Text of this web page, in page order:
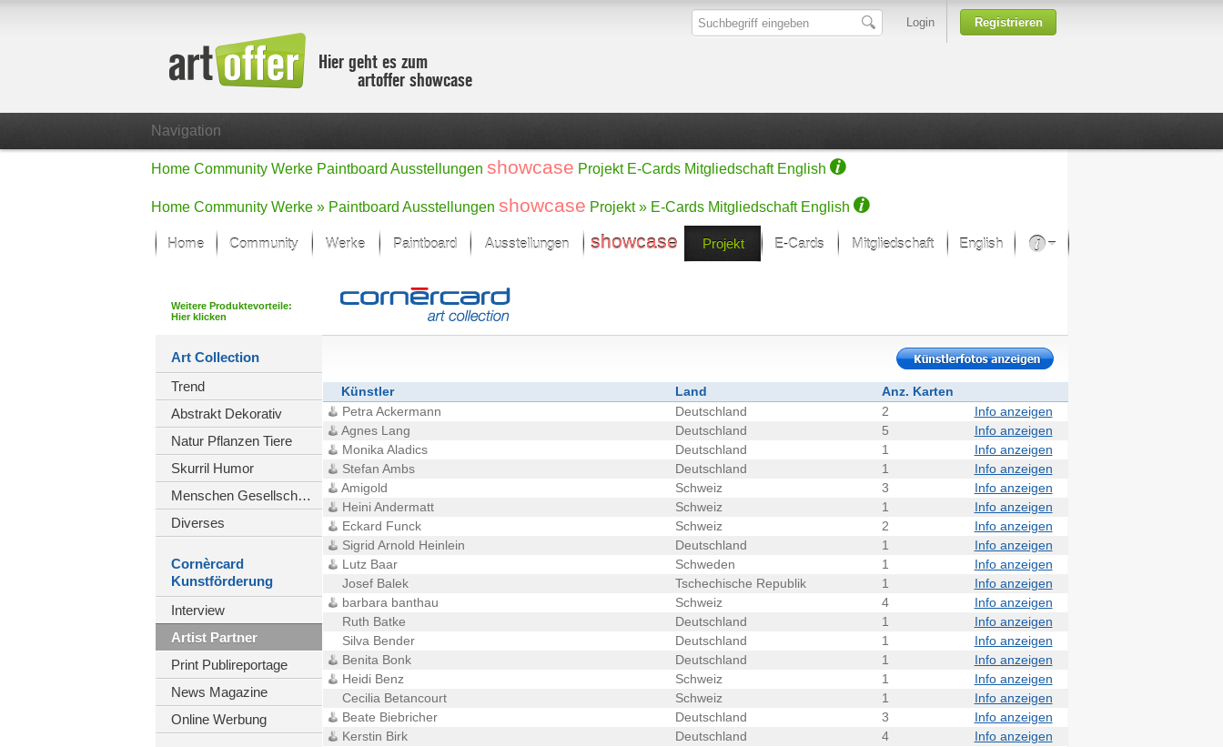
Hier geht es zum
artoffer showcase
Login Registrieren
Navigation
Home Community Werke Paintboard Ausstellungen showcase Projekt E-Cards Mitgliedschaft English
Home Community Werke » Paintboard Ausstellungen showcase Projekt » E-Cards Mitgliedschaft English
Home Community Werke
Der letzte Monat im Fokus
Alle Fokus-Werke
Neue Werke – Auswahl
Alle neuen Werke
Grafik
Fotografie
Paintboard Ausstellungen showcase Projekt E-Cards Mitgliedschaft English
Kunsthäuser
Weitere Produktevorteile:
Hier klicken
Art Collection
Trend
Abstrakt Dekorativ
Natur Pflanzen Tiere
Skurril Humor
Menschen Gesellschaft
Diverses
Cornèrcard
Kunstförderung
Interview
Artist Partner
Print Publireportage
News Magazine
Online Werbung
Künstler Land
Anz. Karten
Petra Ackermann
Deutschland 2
Info anzeigen
Agnes Lang
Deutschland 5
Info anzeigen
Monika Aladics
Deutschland 1
Info anzeigen
Stefan Ambs
Deutschland 1
Info anzeigen
Amigold
Schweiz 3
Info anzeigen
Heini Andermatt
Schweiz 1
Info anzeigen
Eckard Funck
Schweiz 2
Info anzeigen
Sigrid Arnold Heinlein
Deutschland 1
Info anzeigen
Lutz Baar
Schweden 1
Info anzeigen
Josef Balek
Tschechische Republik 1
Info anzeigen
barbara banthau
Schweiz 4
Info anzeigen
Ruth Batke
Deutschland 1
Info anzeigen
Silva Bender
Deutschland 1
Info anzeigen
Benita Bonk
Deutschland 1
Info anzeigen
Heidi Benz
Schweiz 1
Info anzeigen
Cecilia Betancourt
Schweiz 1
Info anzeigen
Beate Biebricher
Deutschland 3
Info anzeigen
Kerstin Birk
Deutschland 4
Info anzeigen